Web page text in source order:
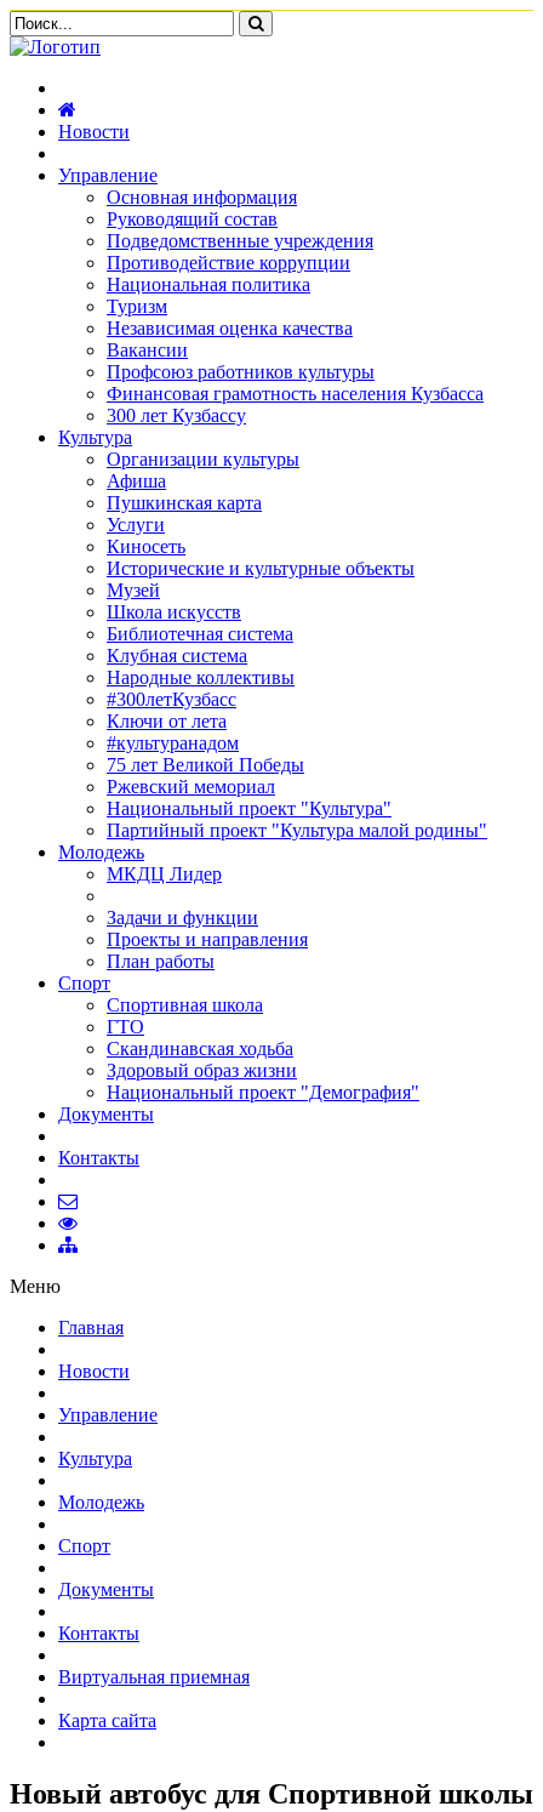
Новости
Управление
Основная информация
Руководящий состав
Подведомственные учреждения
Противодействие коррупции
Национальная политика
Туризм
Независимая оценка качества
Вакансии
Профсоюз работников культуры
Финансовая грамотность населения Кузбасса
300 лет Кузбассу
Культура
Организации культуры
Афиша
Пушкинская карта
Услуги
Киносеть
Исторические и культурные объекты
Музей
Школа искусств
Библиотечная система
Клубная система
Народные коллективы
#300летКузбасс
Ключи от лета
#культуранадом
75 лет Великой Победы
Ржевский мемориал
Национальный проект "Культура"
Партийный проект "Культура малой родины"
Молодежь
МКДЦ Лидер
Задачи и функции
Проекты и направления
План работы
Спорт
Спортивная школа
ГТО
Скандинавская ходьба
Здоровый образ жизни
Национальный проект "Демография"
Документы
Контакты
Меню
Главная
Новости
Управление
Культура
Молодежь
Спорт
Документы
Контакты
Виртуальная приемная
Карта сайта
Новый автобус для Спортивной школы